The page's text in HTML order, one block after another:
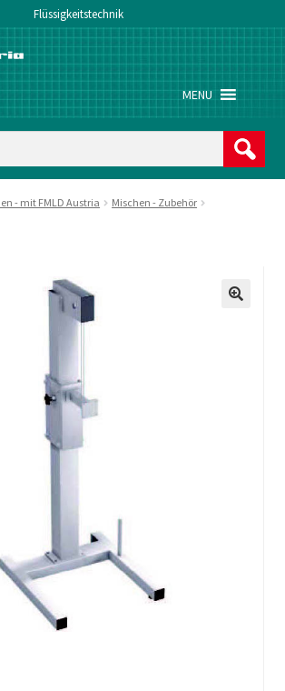
Flüssigkeitstechnik
MENU
- mit FMLD Austria
Mischen - Zubehör